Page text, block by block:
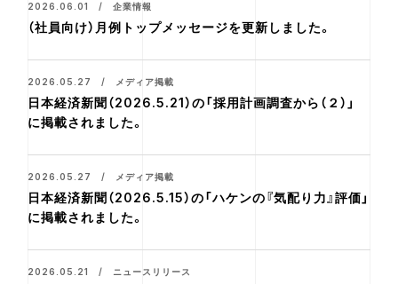
2026.06.01 / 企業情報
（社員向け）月例トップメッセージを更新しました。
2026.05.27 / メディア掲載
日本経済新聞（2026.5.21）の「採用計画調査から（２）」
に掲載されました。
2026.05.27 / メディア掲載
日本経済新聞（2026.5.15）の「ハケンの『気配り力』評価」
に掲載されました。
2026.05.21 / ニュースリリース